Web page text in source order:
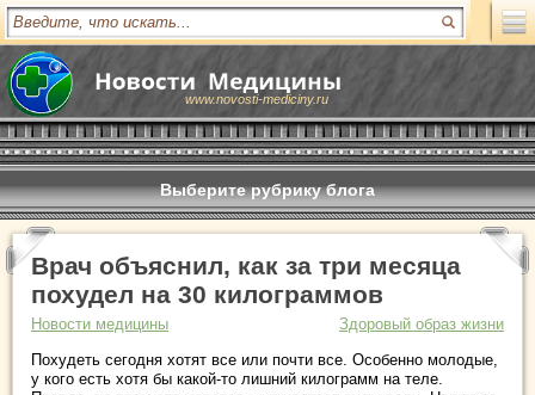
www.novosti-mediciny.ru
Выберите рубрику блога
Врач объяснил, как за три месяца
похудел на 30 килограммов
Новости медицины
Здоровый образ жизни
Похудеть сегодня хотят все или почти все. Особенно молодые,
у кого есть хотя бы какой-то лишний килограмм на теле.